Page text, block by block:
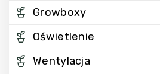
Growboxy
Oświetlenie
Wentylacja